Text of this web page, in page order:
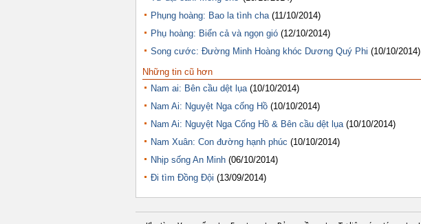
Phụng hoàng: Bao la tình cha (11/10/2014)
Phụ hoàng: Biển cả và ngọn gió (12/10/2014)
Song cước: Đường Minh Hoàng khóc Dương Quý Phi (10/10/2014)
Những tin cũ hơn
Nam ai: Bên cầu dệt lụa (10/10/2014)
Nam Ai: Nguyệt Nga cống Hồ (10/10/2014)
Nam Ai: Nguyệt Nga Cống Hồ & Bên cầu dệt lụa (10/10/2014)
Nam Xuân: Con đường hạnh phúc (10/10/2014)
Nhịp sống An Minh (06/10/2014)
Đi tìm Đồng Đội (13/09/2014)